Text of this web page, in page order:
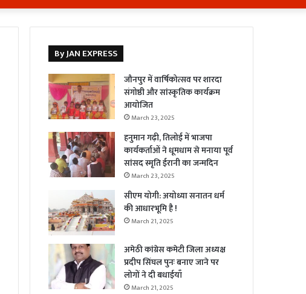
In
By JAN EXPRESS
जौनपुर में वार्षिकोत्सव पर शारदा
संगोष्ठी और सांस्कृतिक कार्यक्रम
आयोजित
March 23, 2025
हनुमान गढ़ी, तिलोई में भाजपा
कार्यकर्ताओं ने धूमधाम से मनाया पूर्व
सांसद स्मृति ईरानी का जन्मदिन
March 23, 2025
सीएम योगी: अयोध्या सनातन धर्म
की आधारभूमि है !
March 21, 2025
अमेठी कांग्रेस कमेटी जिला अध्यक्ष
प्रदीप सिंघल पुनः बनाए जाने पर
लोगों ने दी बधाईयाँ
March 21, 2025